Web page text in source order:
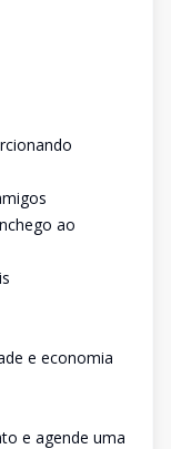
ao
e economia
e agende uma